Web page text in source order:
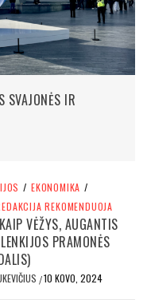
SVAJONĖS IR
/ EKONOMIKA /
REKOMENDUOJA
VĖŽYS, AUGANTIS
PRAMONĖS
/10 KOVO, 2024